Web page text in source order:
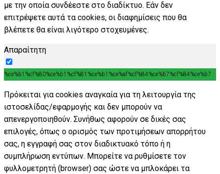
με την οποία συνδέεστε στο διαδίκτυο. Εάν δεν
επιτρέψετε αυτά τα cookies, οι διαφημίσεις που θα
βλέπετε θα είναι λιγότερο στοχευμένες.
Απαραίτητη
%ce%b1%cf%80%ce%b1%cf%81%ce%b1%ce%af%cf%84%ce%b7%cf%84%ce%b7
Πρόκειται για cookies αναγκαία για τη λειτουργία της
ιστοσελίδας/εφαρμογής και δεν μπορούν να
απενεργοποιηθούν. Συνήθως αφορούν σε δικές σας
επιλογές, όπως ο ορισμός των προτιμήσεων απορρήτου
σας, η εγγραφή σας στον διαδικτυακό τόπο ή η
συμπλήρωση εντύπων. Μπορείτε να ρυθμίσετε τον
φυλλομετρητή (browser) σας ώστε να μπλοκάρει τα